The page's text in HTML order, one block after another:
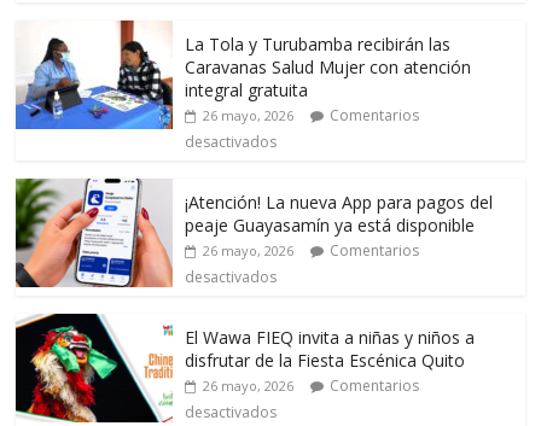
La Tola y Turubamba recibirán las
Caravanas Salud Mujer con atención
integral gratuita
26 mayo, 2026
Comentarios
desactivados
¡Atención! La nueva App para pagos del
peaje Guayasamín ya está disponible
26 mayo, 2026
Comentarios
desactivados
El Wawa FIEQ invita a niñas y niños a
disfrutar de la Fiesta Escénica Quito
26 mayo, 2026
Comentarios
desactivados